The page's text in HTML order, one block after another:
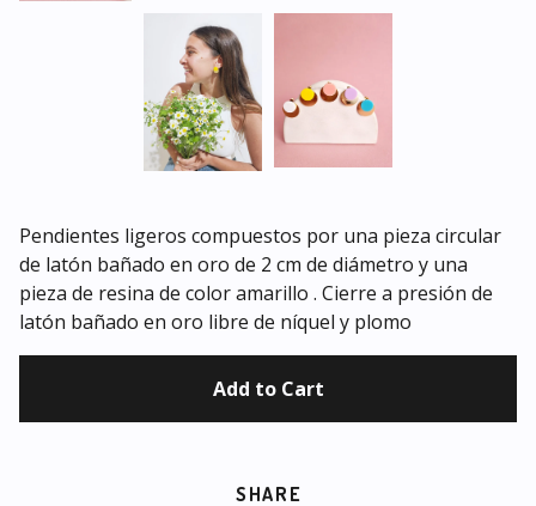
Pendientes ligeros compuestos por una pieza circular
de latón bañado en oro de 2 cm de diámetro y una
pieza de resina de color amarillo . Cierre a presión de
latón bañado en oro libre de níquel y plomo
Add to Cart
SHARE